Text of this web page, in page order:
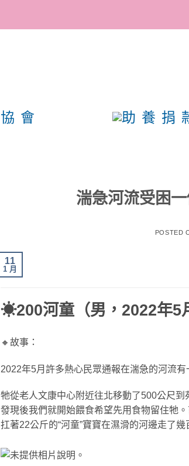
湍急河流受困
POSTED
11
1 月
☀200河童（男，2022年5
🔸故事：
2022年5月許多熱心民眾通報在湍急的河流有
牠從老人文康中心附近往北移動了500公尺到
發現後我們就開始餵食希望先用食物留住牠
扛著22公斤的“河童”寶寶在濕滑的河邊走了